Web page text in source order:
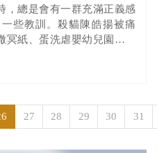
，總是會有一群充滿正義感
些教訓。殺貓陳皓揚被痛
紙、蛋洗虐嬰幼兒園、痛
27 28 29 30 31